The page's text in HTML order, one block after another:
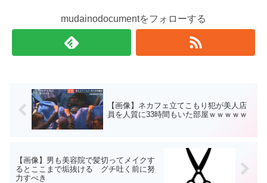
mudainodocumentをフォローする
【画像】ネカフェ立てこもり犯が美人店
員を人質に33時間もいた部屋ｗｗｗｗｗ
【画像】男も美容院で髪切ってメイクす
るとここまで垢抜ける グチ吐く前に努
力すべき